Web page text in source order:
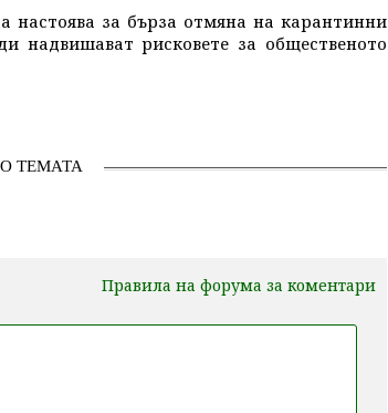
за бърза отмяна на карантинни
надвишават рисковете за общественото
ТЕМАТА
Правила на форума за коментари